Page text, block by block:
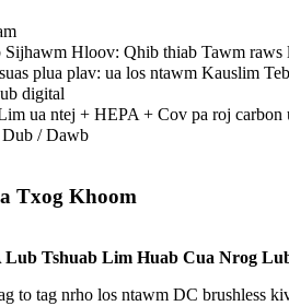
Hloov: Qhib thiab Tawm raws
plua plav: ua los ntawm Kauslim Teb
digital
ua ntej + HEPA + Cov pa roj carbon
/ Dawb
Txog Khoom
Lub Tshuab Lim Huab Cua Nrog
to tag nrho los ntawm DC brushless